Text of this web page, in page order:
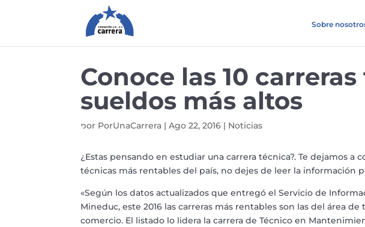
Sobre
Conoce las 10
sueldos más altos
por PorUnaCarrera |Ago 22, 2016 | Noticias
¿Estas pensando en estudiar una carrera técnica?. Te dejamos
técnicas más rentables del país, no dejes de leer la información
«Según los datos actualizados que entregó el Servicio de
Mineduc, este 2016 las carreras más rentables son las del área
comercio. El listado lo lidera la carrera de Técnico en